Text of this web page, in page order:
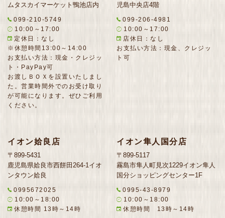
ムタスカイマーケット鴨池店内
099-210-5749
10:00～17:00
定休日：なし
※休憩時間13:00～14:00
お支払い方法：現金・クレジッ
ト・PayPay可
お渡しＢＯＸを設置いたしまし
た。営業時間外でのお受け取り
が可能になります。ぜひご利用
ください。
児島中央店4階
099-206-4981
10:00～17:00
店休日：なし
お支払い方法：現金、クレジッ
ト可
イオン姶良店
〒899-5431
鹿児島県姶良市西餅田264-1イオ
ンタウン姶良
0995672025
10:00～18:00
休憩時間 13時～14時
イオン隼人国分店
〒899-5117
霧島市隼人町見次1229イオン隼人
国分ショッピングセンター1F
0995-43-8979
10:00～18:00
休憩時間 13時～14時